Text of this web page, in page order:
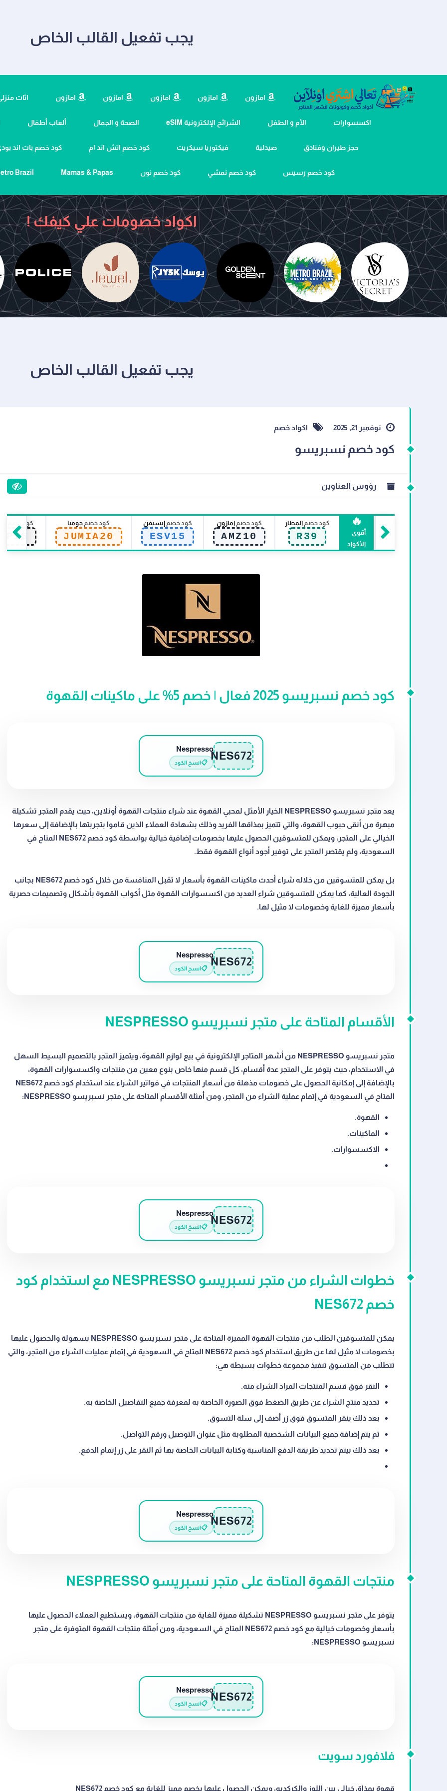
يجب تفعيل القالب الخاص
امازون امازون امازون امازون امازون اثاث
اكسسوارات الأم و الطفل الشرائح الإلكترونية eSIM الصحة و الجمال ألعاب أطفال
حجز طيران وفنادق صيدلية فيكتوريا سيكريت كود خصم اتش اند ام كود خصم باث اند
كود خصم رسيس كود خصم نمشي كود خصم نون Mamas & Papas
Brazil
اكواد خصومات علي كيفك !
يجب تفعيل القالب الخاص
نوفمبر 21, 2025 اكواد خصم
كود خصم نسبريسو
رؤوس العناوين
🔥
أقوى
الأكواد
كود خصم المطار
R39
كود خصم امازون
AMZ10
كود خصم إيسيفن
ESV15
كود خصم جوميا
JUMIA20
كود خصم
كود خصم نسبريسو 2025 فعال | خصم 5% على ماكينات القهوة
NES672
Nespresso
📋انسخ الكود
يعد متجر نسبريسو NESPRESSO الخيار الأمثل لمحبي القهوة عند شراء منتجات القهوة أونلاين، حيث يقدم المتجر تشكيلة
مبهرة من أنقى حبوب القهوة، والتي تتميز بمذاقها الفريد وذلك بشهادة العملاء الذين قاموا بتجربتها بالإضافة إلى سعرها
الخيالي على المتجر، ويمكن للمتسوقين الحصول عليها بخصومات إضافية خيالية بواسطة كود خصم NES672 المتاح في
السعودية، ولم يقتصر المتجر على توفير أجود أنواع القهوة فقط.
بل يمكن للمتسوقين من خلاله شراء أحدث ماكينات القهوة بأسعار لا تقبل المنافسة من خلال كود خصم NES672 بجانب
الجودة العالية، كما يمكن للمتسوقين شراء العديد من اكسسوارات القهوة مثل أكواب القهوة بأشكال وتصميمات حصرية
بأسعار مميزة للغاية وخصومات لا مثيل لها.
NES672
Nespresso
📋انسخ الكود
الأقسام المتاحة على متجر نسبريسو NESPRESSO
متجر نسبريسو NESPRESSO من أشهر المتاجر الإلكترونية في بيع لوازم القهوة، ويتميز المتجر بالتصميم البسيط السهل
في الاستخدام، حيث يتوفر على المتجر عدة أقسام، كل قسم منها خاص بنوع معين من منتجات واكسسوارات القهوة،
بالإضافة إلى إمكانية الحصول على خصومات مذهلة من أسعار المنتجات في فواتير الشراء عند استخدام كود خصم NES672
المتاح في السعودية في إتمام عملية الشراء من المتجر، ومن أمثلة الأقسام المتاحة على متجر نسبريسو NESPRESSO:
القهوة.
الماكينات.
الاكسسوارات.
NES672
Nespresso
📋انسخ الكود
خطوات الشراء من متجر نسبريسو NESPRESSO مع استخدام كود
خصم NES672
يمكن للمتسوقين الطلب من منتجات القهوة المميزة المتاحة على متجر نسبريسو NESPRESSO بسهولة والحصول عليها
بخصومات لا مثيل لها عن طريق استخدام كود خصم NES672 المتاح في السعودية في إتمام عمليات الشراء من المتجر، والتي
تتطلب من المتسوق تنفيذ مجموعة خطوات بسيطة هي:
النقر فوق قسم المنتجات المراد الشراء منه.
تحديد منتج الشراء عن طريق الضغط فوق الصورة الخاصة به لمعرفة جميع التفاصيل الخاصة به.
بعد ذلك ينقر المتسوق فوق زر أضف إلى سلة التسوق.
ثم يتم إضافة جميع البيانات الشخصية المطلوبة مثل عنوان التوصيل ورقم التواصل.
بعد ذلك بيتم تحديد طريقة الدفع المناسبة وكتابة البيانات الخاصة بها ثم النقر على زر إتمام الدفع.
NES672
Nespresso
📋انسخ الكود
منتجات القهوة المتاحة على متجر نسبريسو NESPRESSO
يتوفر على متجر نسبريسو NESPRESSO تشكيلة مميزة للغاية من منتجات القهوة، ويستطيع العملاء الحصول عليها
بأسعار وخصومات خيالية مع كود خصم NES672 المتاح في السعودية، ومن أمثلة منتجات القهوة المتوفرة على متجر
نسبريسو NESPRESSO:
NES672
Nespresso
📋انسخ الكود
فلافورد سويت
قهوة بمذاق خيالي بين اللوز والكركديه، ويمكن الحصول عليها بخصم مميز للغاية مع كود خصم NES672